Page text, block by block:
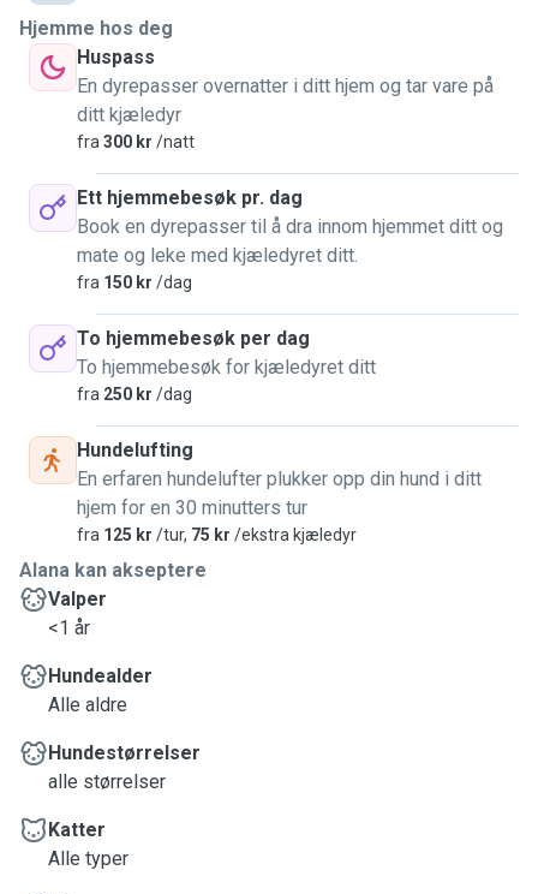
someone that is reliable and can handle pets of all kinds,
shapes, sizes, etc. No matter the size or type of animal,
just know: I will bring the southern charm to taking care of
your pet.
Hjemme hos deg
Huspass
En dyrepasser overnatter i ditt hjem og tar vare på
ditt kjæledyr
fra 300 kr /natt
Ett hjemmebesøk pr. dag
Book en dyrepasser til å dra innom hjemmet ditt og
mate og leke med kjæledyret ditt.
fra 150 kr /dag
To hjemmebesøk per dag
To hjemmebesøk for kjæledyret ditt
fra 250 kr /dag
Hundelufting
En erfaren hundelufter plukker opp din hund i ditt
hjem for en 30 minutters tur
fra 125 kr /tur, 75 kr /ekstra kjæledyr
Alana kan akseptere
Valper
<1 år
Hundealder
Alle aldre
Hundestørrelser
alle størrelser
Katter
Alle typer